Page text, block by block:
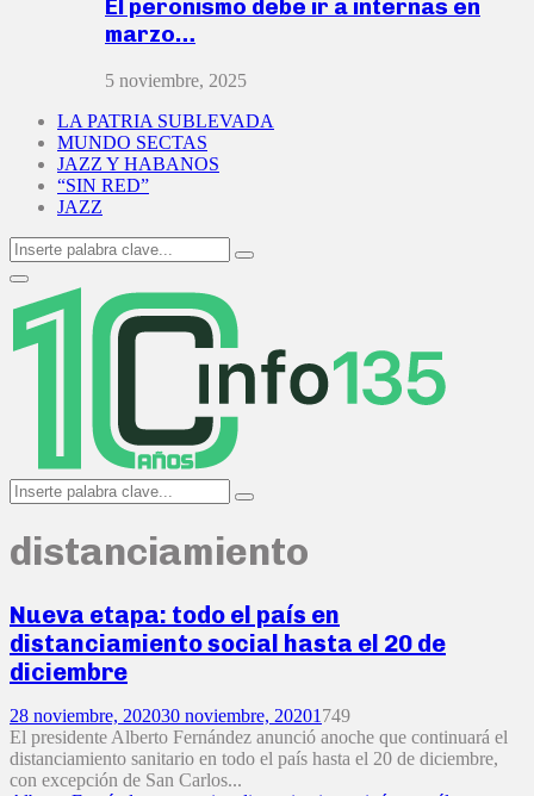
El peronismo debe ir a internas en
marzo…
5 noviembre, 2025
LA PATRIA SUBLEVADA
MUNDO SECTAS
JAZZ Y HABANOS
“SIN RED”
JAZZ
Search
for:
Search
Primary
Menu
Search
for:
Search
distanciamiento
Nueva etapa: todo el país en
distanciamiento social hasta el 20 de
diciembre
28 noviembre, 202030 noviembre, 20201 749
El presidente Alberto Fernández anunció anoche que continuará el
distanciamiento sanitario en todo el país hasta el 20 de diciembre,
con excepción de San Carlos...